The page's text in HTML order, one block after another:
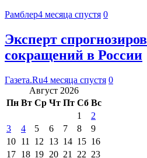
Рамблер4 месяца спустя 0
Эксперт
сокращений в России
Газета.Ru4 месяца спустя 0
Август 2026
Пн Вт Ср Чт Пт Сб Вс
1
2
3
4 5 6 7 8
9
10 11 12 13 14 15 16
17 18 19 20 21 22 23